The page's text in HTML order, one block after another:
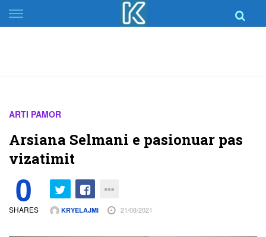
Skip
to
ARTI PAMOR
Arsiana Selmani e pasionuar pas
vizatimit
0
SHARES KRYELAJMI 21/08/2021